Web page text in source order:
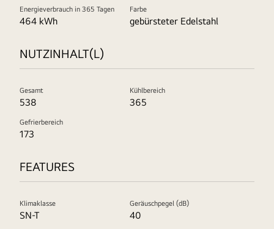
Energieverbrauch in 365 Tagen
464 kWh
Farbe
gebürsteter Edelstahl
NUTZINHALT(L)
Gesamt
538
Kühlbereich
365
Gefrierbereich
173
FEATURES
Klimaklasse
SN-T
Geräuschpegel (dB)
40